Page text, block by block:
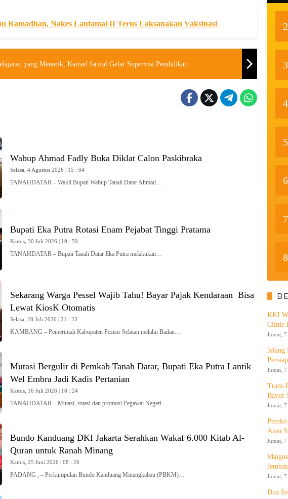
Ramadhan, Nakes Lantamal II Terus Laksanakan Vaksinasi
yang Menarik, Kamad Isrizal Gelar Supervisi Pendidikan
Wabup Ahmad Fadly Buka Diklat Calon Paskibraka
Selasa, 4 Agustus 2026 | 15 : 04
TANAHDATAR – Wakil Bupati Wabup Tanah Datar Ahmad…
Bupati Eka Putra Rotasi Enam Pejabat Tinggi Pratama
Kamis, 30 Juli 2026 | 19 : 59
TANAHDATAR – Bupati Tanah Datar Eka Putra melakukan…
Sekarang Warga Pessel Wajib Tahu! Bayar Pajak Kendaraan Bisa
Lewat KiosK Otomatis
Selasa, 28 Juli 2026 | 21 : 23
KAMBANG – Pemerintah Kabupaten Pesisir Selatan melalui Badan…
Mutasi Bergulir di Pemkab Tanah Datar, Bupati Eka Putra Lantik
Wel Embra Jadi Kadis Pertanian
Kamis, 16 Juli 2026 | 18 : 24
TANAHDATAR – Mutasi, rotasi dan promosi Pegawai Negeri…
Bundo Kanduang DKI Jakarta Serahkan Wakaf 6.000 Kitab Al-
Quran untuk Ranah Minang
Kamis, 25 Juni 2026 | 08 : 26
PADANG , – Perkumpulan Bundo Kanduang Minangkabau (PBKM)…
2
3
4
5
6
7
8
KKI
Clinic
Jumat,
Jelang
Jumat,
Trans
Bayur
Jumat,
Arau
Jumat,
Jumat,
Dua